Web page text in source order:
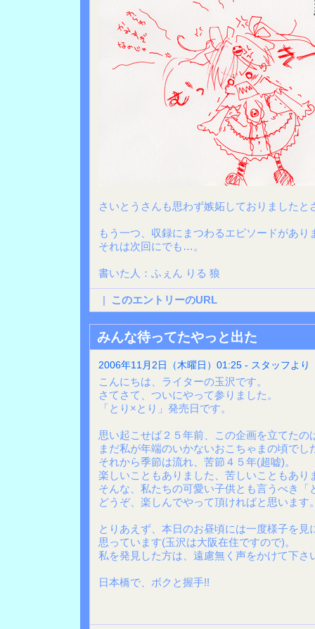
さいとうさんも思わず嫉妬しておりましたと
もう一つ、収録にまつわるエピソードがあり
それは次回にでも…。
書いた人：ふぇん りる 狼
| このエントリーのURL
みんな待ってたやっと出た
2006年11月2日（木曜日）01:25 - スタッフより
こんにちは、ライターの玉沢です。
さてさて、ついにやって参りました。
「とり×とり」発売日です。
思い起こせば２５年前、この企画を立てたの
まだ私が年端のいかないおこちゃまの頃でし
それから季節は流れ、苦節４５年(超嘘)。
楽しいこともありました、苦しいこともあり
そんな、私たちの可愛い子供とも言うべき「
どうぞ、楽しんでやって頂ければと思います
とりあえず、本日のお昼頃には一度様子を
思っています(玉沢は大阪在住ですので)。
私を発見した方は、遠慮無く声をかけて下さ
日本橋で、ボクと握手!!